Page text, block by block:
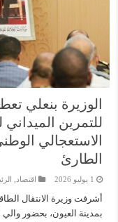
للتمرين
الاستعجالي
الطارئ
1 يوليو 2026 اقتصاد
أشرفت وزيرة الانتقال
بمدينة العيون، بحضور